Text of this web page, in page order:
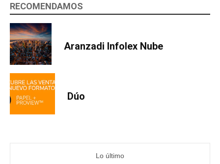
RECOMENDAMOS
Aranzadi Infolex Nube
Dúo
Lo último